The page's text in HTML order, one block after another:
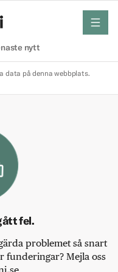
nytt
meny
data på denna webbplats.
fel.
problemet så snart
funderingar? Mejla oss